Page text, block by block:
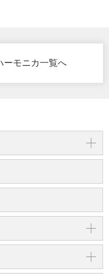
ーモニカ一覧へ